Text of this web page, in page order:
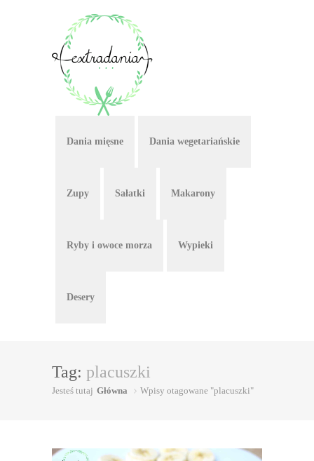
Dania mięsne Dania wegetariańskie
Zupy Sałatki Makarony
Ryby i owoce morza Wypieki
Desery
Tag: placuszki
Jesteś tutaj Główna Wpisy otagowane "placuszki"